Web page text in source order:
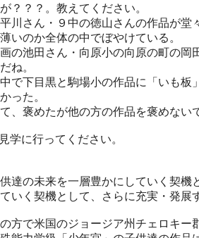
？？？。教えてください。
川さん・９中の徳山さんの作品が堂
いのか全体の中でぼやけている。
の池田さん・向原小の向原の町の岡
ね。
で下目黒と駒場小の作品に「いも板
った。
、褒めたが他の方の作品を褒めない
学に行ってください。
供達の未来を一層豊かにしていく契機
いく契機として、さらに充実・発展
方で米国のジョージア州チェロキー